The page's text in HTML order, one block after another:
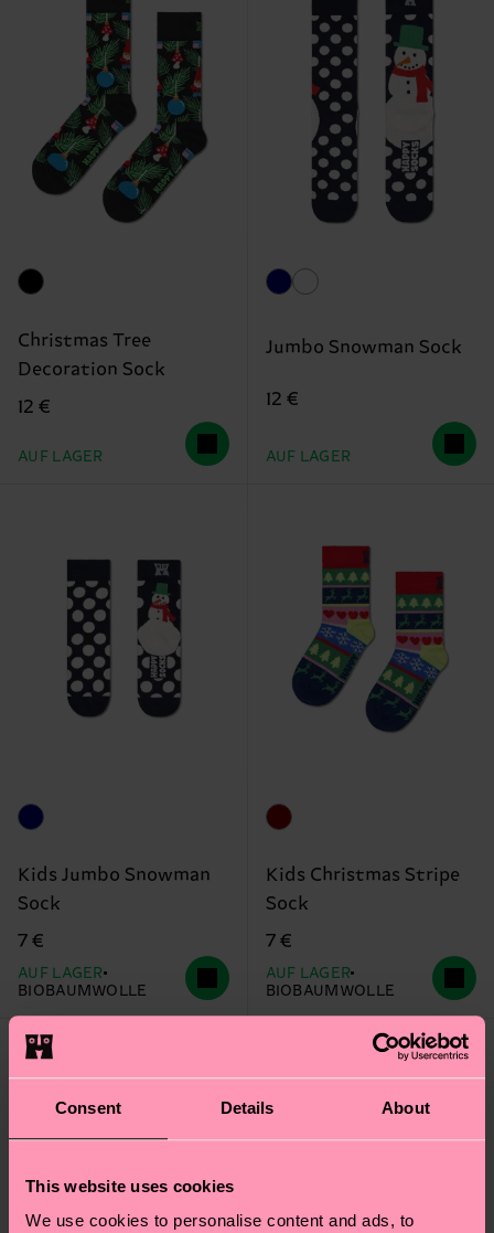
Consent Details About
This website uses cookies
We use cookies to personalise content and ads, to
Christmas Tree
Decoration Sock
12 €
AUF LAGER
Jumbo Snowman Sock
12 €
AUF LAGER
Kids Jumbo Snowman
Sock
7 €
AUF LAGER
BIOBAUMWOLLE
Kids Christmas Stripe
Sock
7 €
AUF LAGER
BIOBAUMWOLLE